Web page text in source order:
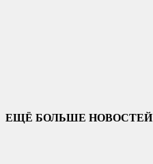
ЕЩЁ БОЛЬШЕ НОВОСТЕЙ